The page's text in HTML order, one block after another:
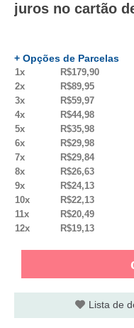
juros no cartão
+ Opções de Parcelas
1x R$179,90
2x
R$89,95
3x
R$59,97
4x
R$44,98
5x
R$35,98
6x
R$29,98
7x
R$29,84
8x
R$26,63
9x
R$24,13
10x
R$22,13
11x
R$20,49
12x
R$19,13
Lista de